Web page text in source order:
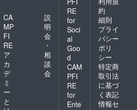
CA
MP
FI
RE
ア
カ
デ
ミ
ー
と
説
明
会
・
相
談
会
RE
for
Soci
al
Goo
d
CAM
PFI
RE
for
Ente
約
細則
プライ
バシー
ポリ
シー
特定商
取引法
に基づ
く表記
情報セ